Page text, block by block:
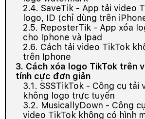
2.4. SaveTik - App tải video
logo, ID (chỉ dùng trên
2.5. ReposterTik - App xóa
cho Iphone và Ipad
2.6. Cách tải video TikTok
trên Iphone
3. Cách xóa logo TikTok trên
tính cực đơn giản
3.1. SSSTikTok - Công cụ tải
không logo trực tuyến
3.2. MusicallyDown - Công
video TikTok không có hình